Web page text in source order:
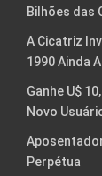
Bilhões das
A Cicatriz
1990 Ainda
Ganhe U$
Novo
Perpétua